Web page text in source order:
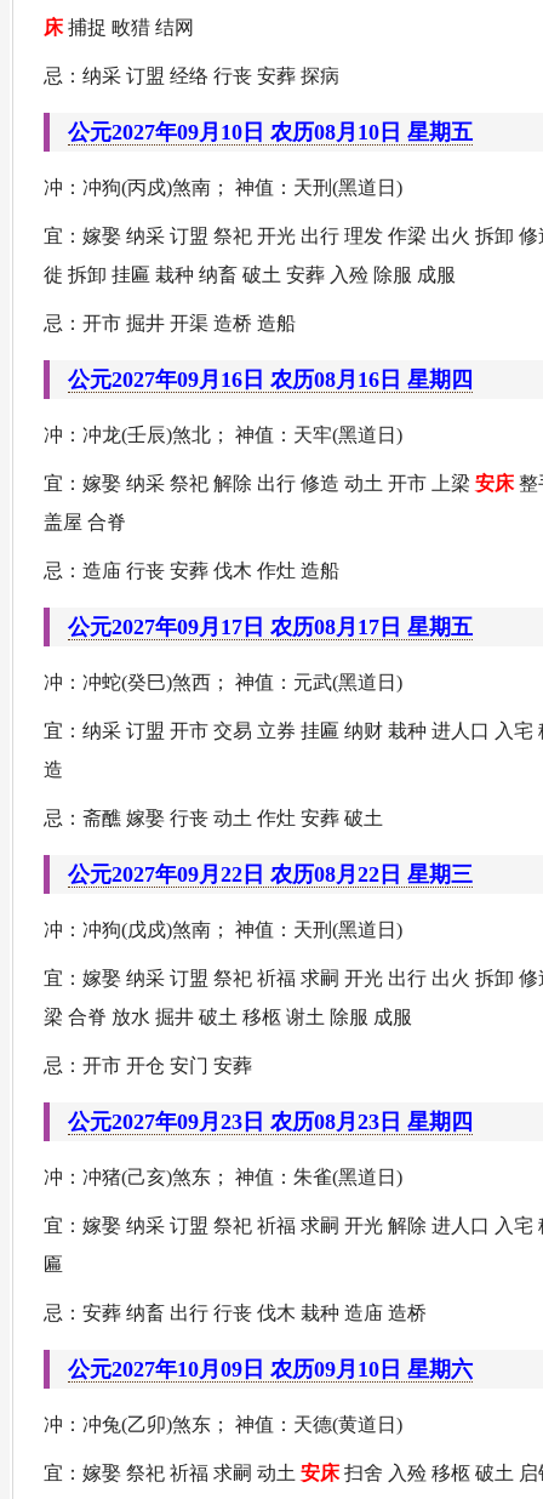
床捕捉 畋猎 结网
忌：纳采 订盟 经络 行丧 安葬 探病
公元2027年09月10日 农历08月10日 星期五
冲：冲狗(丙戍)煞南； 神值：天刑(黑道日)
宜：嫁娶 纳采 订盟 祭祀 开光 出行 理发 作梁 出火 拆卸
徙 拆卸 挂匾 栽种 纳畜 破土 安葬 入殓 除服 成服
忌：开市 掘井 开渠 造桥 造船
公元2027年09月16日 农历08月16日 星期四
冲：冲龙(壬辰)煞北； 神值：天牢(黑道日)
宜：嫁娶 纳采 祭祀 解除 出行 修造 动土 开市 上梁 安床整
盖屋 合脊
忌：造庙 行丧 安葬 伐木 作灶 造船
公元2027年09月17日 农历08月17日 星期五
冲：冲蛇(癸巳)煞西； 神值：元武(黑道日)
宜：纳采 订盟 开市 交易 立券 挂匾 纳财 栽种 进人口 入宅
造
忌：斋醮 嫁娶 行丧 动土 作灶 安葬 破土
公元2027年09月22日 农历08月22日 星期三
冲：冲狗(戊戍)煞南； 神值：天刑(黑道日)
宜：嫁娶 纳采 订盟 祭祀 祈福 求嗣 开光 出行 出火 拆卸
梁 合脊 放水 掘井 破土 移柩 谢土 除服 成服
忌：开市 开仓 安门 安葬
公元2027年09月23日 农历08月23日 星期四
冲：冲猪(己亥)煞东； 神值：朱雀(黑道日)
宜：嫁娶 纳采 订盟 祭祀 祈福 求嗣 开光 解除 进人口 入宅
匾
忌：安葬 纳畜 出行 行丧 伐木 栽种 造庙 造桥
公元2027年10月09日 农历09月10日 星期六
冲：冲兔(乙卯)煞东； 神值：天德(黄道日)
宜：嫁娶 祭祀 祈福 求嗣 动土 安床扫舍 入殓 移柩 破土